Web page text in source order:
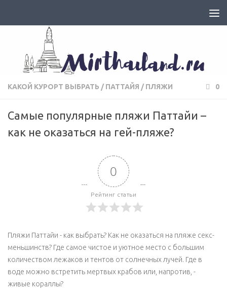
КАКОЙ КУРОРТ ВЫБРАТЬ / ПАТТАЙЯ / ПЛЯЖИ 0
Самые популярные пляжи Паттайи –
как не оказаться на гей-пляже?
0
Рейтинг статьи
Пляжи Паттайи - как выбрать? Как не оказаться на пляже секс-
меньшинств? Где самое чистое и уютное место с большим
количеством лежаков и тентов от солнечных лучей. Где в
воде можно встретить мертвых крабов или, напротив, -
живые кораллы?